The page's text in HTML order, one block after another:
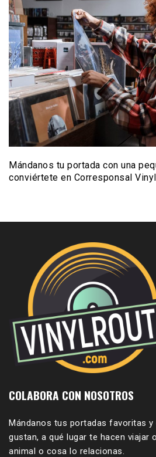
Mándanos tu portada con una
conviértete en Corresponsal
COLABORA CON NOSOTROS
Mándanos tus portadas favoritas
gustan, a qué lugar te hacen viajar
animal o cosa lo relacionas.